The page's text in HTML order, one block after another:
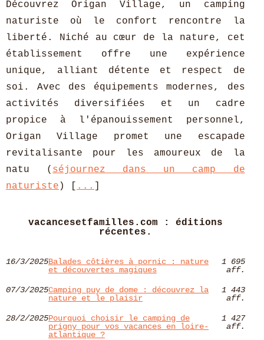
Découvrez Origan Village, un camping
naturiste où le confort rencontre la
liberté. Niché au cœur de la nature, cet
établissement offre une expérience
unique, alliant détente et respect de
soi. Avec des équipements modernes, des
activités diversifiées et un cadre
propice à l'épanouissement personnel,
Origan Village promet une escapade
revitalisante pour les amoureux de la
natu ( séjournez dans un camp de
naturiste ) [ ...
vacancesetfamilles.com : éditions
récentes.
16/3/2025Balades côtières à pornic : nature
et découvertes magiques
1 695
aff.
07/3/2025Camping puy de dome : découvrez la
nature et le plaisir
1 443
aff.
28/2/2025Pourquoi choisir le camping de
prigny pour vos vacances en loire-
atlantique ?
1 427
aff.